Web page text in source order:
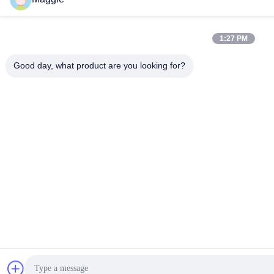
1:27 PM
Good day, what product are you looking for?